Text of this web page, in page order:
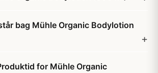
bag Mühle Organic Bodylotion
for Mühle Organic